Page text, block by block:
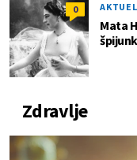
0
Mata
Zdravlje